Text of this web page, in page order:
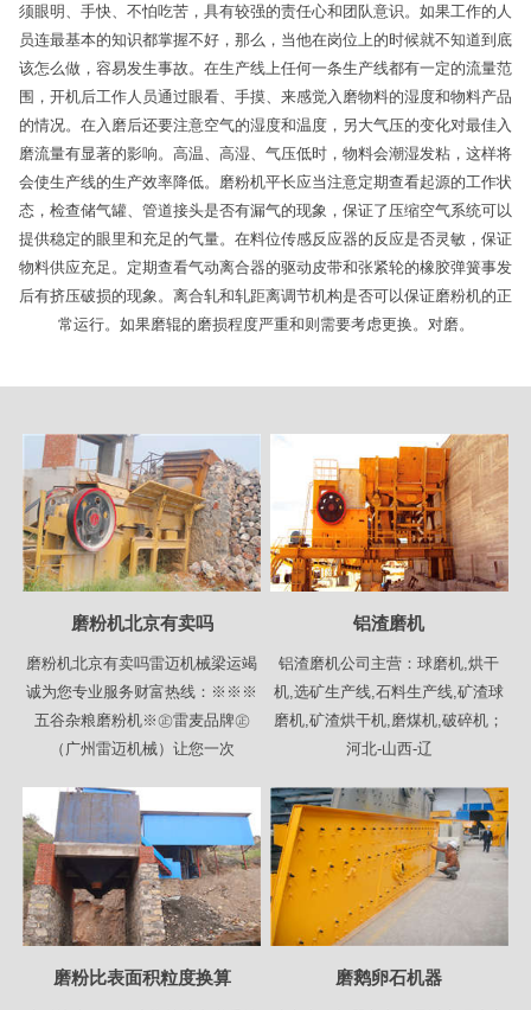
须眼明、手快、不怕吃苦，具有较强的责任心和团队意识。如果工作的人
员连最基本的知识都掌握不好，那么，当他在岗位上的时候就不知道到底
该怎么做，容易发生事故。在生产线上任何一条生产线都有一定的流量范
围，开机后工作人员通过眼看、手摸、来感觉入磨物料的湿度和物料产品
的情况。在入磨后还要注意空气的湿度和温度，另大气压的变化对最佳入
磨流量有显著的影响。高温、高湿、气压低时，物料会潮湿发粘，这样将
会使生产线的生产效率降低。磨粉机平长应当注意定期查看起源的工作状
态，检查储气罐、管道接头是否有漏气的现象，保证了压缩空气系统可以
提供稳定的眼里和充足的气量。在料位传感反应器的反应是否灵敏，保证
物料供应充足。定期查看气动离合器的驱动皮带和张紧轮的橡胶弹簧事发
后有挤压破损的现象。离合轧和轧距离调节机构是否可以保证磨粉机的正
常运行。如果磨辊的磨损程度严重和则需要考虑更换。对磨。
磨粉机北京有卖吗
磨粉机北京有卖吗雷迈机械梁运竭
诚为您专业服务财富热线：※※※
五谷杂粮磨粉机※㊣雷麦品牌㊣
（广州雷迈机械）让您一次
铝渣磨机
铝渣磨机公司主营：球磨机,烘干
机,选矿生产线,石料生产线,矿渣球
磨机,矿渣烘干机,磨煤机,破碎机；
河北-山西-辽
磨粉比表面积粒度换算 磨鹅卵石机器